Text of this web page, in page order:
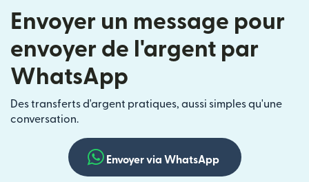
Envoyer un message pour
envoyer de l'argent par
WhatsApp
Des transferts d'argent pratiques, aussi simples qu'une
conversation.
Envoyer via WhatsApp